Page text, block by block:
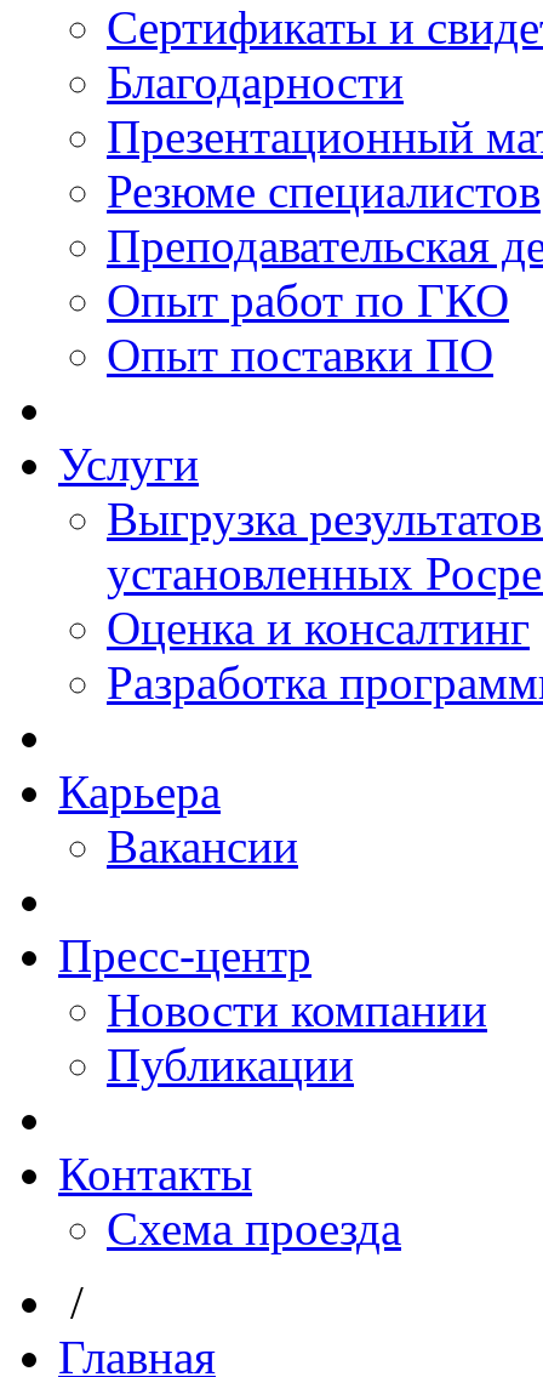
Сертификаты и
Благодарности
Презентационный
Резюме специалистов
Преподавательская
Опыт работ по ГКО
Опыт поставки ПО
Услуги
Выгрузка
установленных
Оценка и консалтинг
Разработка
Карьера
Вакансии
Пресс-центр
Новости компании
Публикации
Контакты
Схема проезда
/
Главная